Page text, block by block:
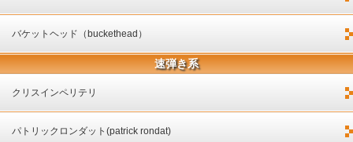
バケットヘッド（buckethead）
速弾き系
クリスインペリテリ
パトリックロンダット(patrick rondat)